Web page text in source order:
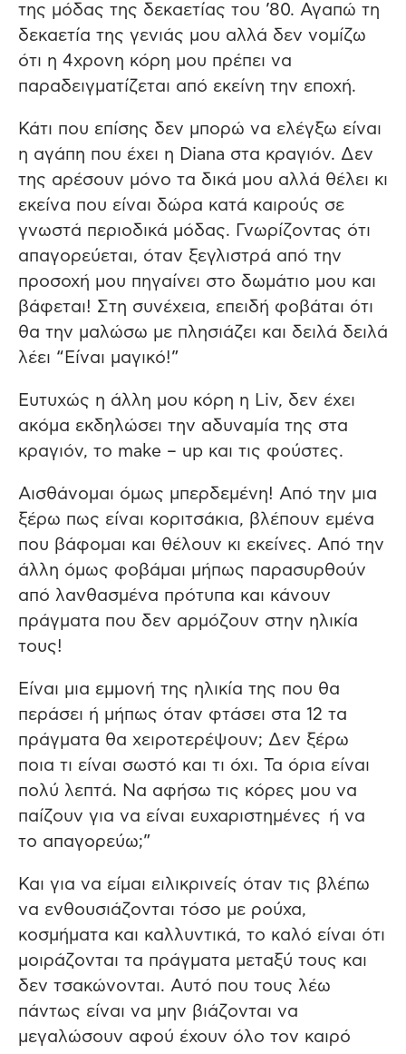
της μόδας της δεκαετίας του ’80. Αγαπώ τη
δεκαετία της γενιάς μου αλλά δεν νομίζω
ότι η 4χρονη κόρη μου πρέπει να
παραδειγματίζεται από εκείνη την εποχή.
Κάτι που επίσης δεν μπορώ να ελέγξω είναι
η αγάπη που έχει η Diana στα κραγιόν. Δεν
της αρέσουν μόνο τα δικά μου αλλά θέλει κι
εκείνα που είναι δώρα κατά καιρούς σε
γνωστά περιοδικά μόδας. Γνωρίζοντας ότι
απαγορεύεται, όταν ξεγλιστρά από την
προσοχή μου πηγαίνει στο δωμάτιο μου και
βάφεται! Στη συνέχεια, επειδή φοβάται ότι
θα την μαλώσω με πλησιάζει και δειλά δειλά
λέει “Είναι μαγικό!”
Ευτυχώς η άλλη μου κόρη η Liv, δεν έχει
ακόμα εκδηλώσει την αδυναμία της στα
κραγιόν, το make – up και τις φούστες.
Αισθάνομαι όμως μπερδεμένη! Από την μια
ξέρω πως είναι κοριτσάκια, βλέπουν εμένα
που βάφομαι και θέλουν κι εκείνες. Από την
άλλη όμως φοβάμαι μήπως παρασυρθούν
από λανθασμένα πρότυπα και κάνουν
πράγματα που δεν αρμόζουν στην ηλικία
τους!
Είναι μια εμμονή της ηλικία της που θα
περάσει ή μήπως όταν φτάσει στα 12 τα
πράγματα θα χειροτερέψουν; Δεν ξέρω
ποια τι είναι σωστό και τι όχι. Τα όρια είναι
πολύ λεπτά. Να αφήσω τις κόρες μου να
παίζουν για να είναι ευχαριστημένες ή να
το απαγορεύω;”
Και για να είμαι ειλικρινείς όταν τις βλέπω
να ενθουσιάζονται τόσο με ρούχα,
κοσμήματα και καλλυντικά, το καλό είναι ότι
μοιράζονται τα πράγματα μεταξύ τους και
δεν τσακώνονται. Αυτό που τους λέω
πάντως είναι να μην βιάζονται να
μεγαλώσουν αφού έχουν όλο τον καιρό